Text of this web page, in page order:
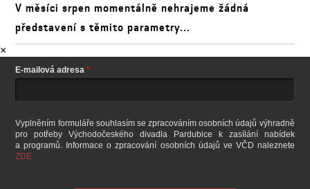
PŘEDPLATNÉ
KONTAKTY
DÁLE NABÍZÍME
V měsíci srpen momentálně nehrajeme žádná
představení s těmito parametry...
×
E-mailová adresa
Vyplněním formuláře souhlasím se zpracováním osobních údajů výhradně
pro potřeby Východočeského divadla Pardubice k zasílání nabídek
a programů. Informace o zpracování osobních údajů ve VČD naleznete
ZDE